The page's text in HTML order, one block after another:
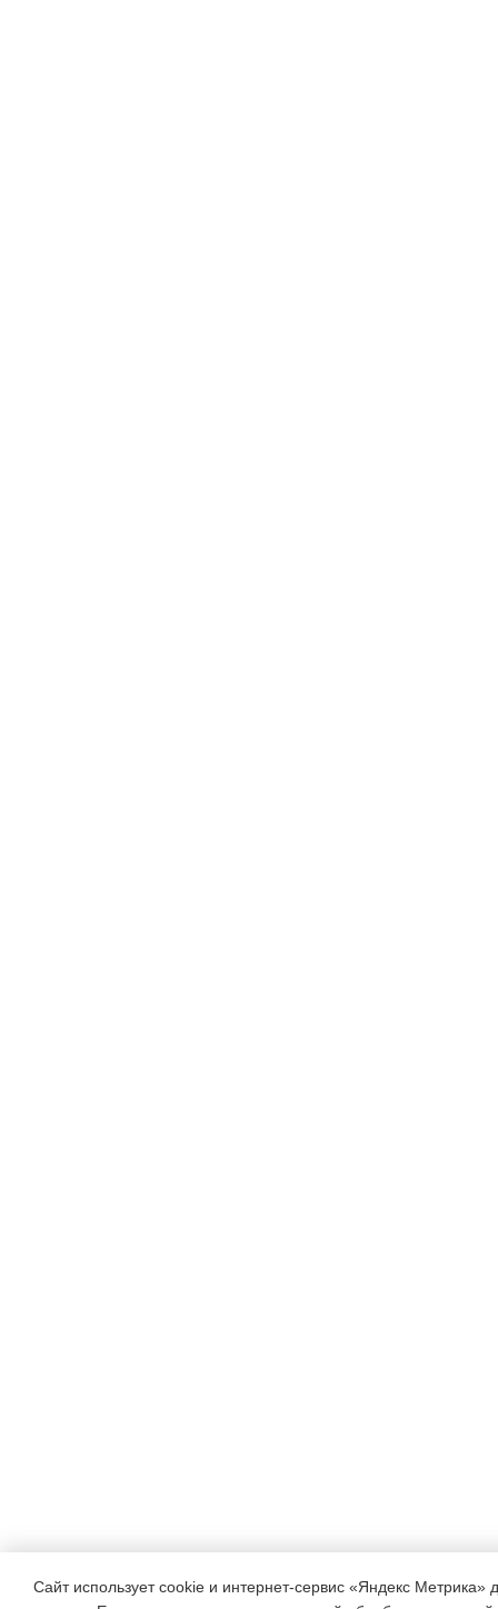
Сайт использует cookie и интернет-сервис «Яндекс Метрика»